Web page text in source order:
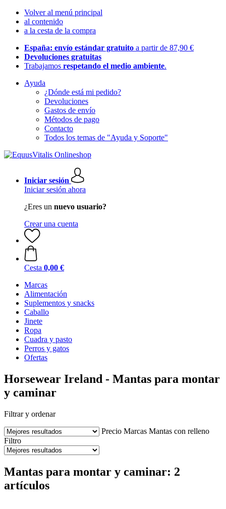
Volver al menú principal
al contenido
a la cesta de la compra
España: envío estándar gratuito a partir de 87,90 €
Devoluciones gratuitas
Trabajamos respetando el medio ambiente.
Ayuda
¿Dónde está mi pedido?
Devoluciones
Gastos de envío
Métodos de pago
Contacto
Todos los temas de "Ayuda y Soporte"
Iniciar sesión
Iniciar sesión ahora
¿Eres un nuevo usuario?
Crear una cuenta
Cesta 0,00 €
Marcas
Alimentación
Suplementos y snacks
Caballo
Jinete
Ropa
Cuadra y pasto
Perros y gatos
Ofertas
Horsewear Ireland - Mantas para montar
y caminar
Filtrar y ordenar
Precio Marcas Mantas con relleno
Filtro
Mantas para montar y caminar: 2
artículos